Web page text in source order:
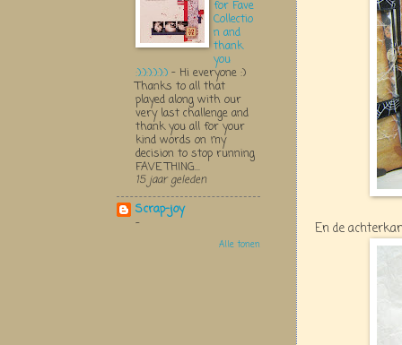
En de
for Fave
Collectio
n and
thank
you
:):):):):):) - Hi everyone :)
Thanks to all that
played along with our
very last challenge and
thank you all for your
kind words on my
decision to stop running
FAVE THING...
15 jaar geleden
Scrap-joy
-
Alle tonen